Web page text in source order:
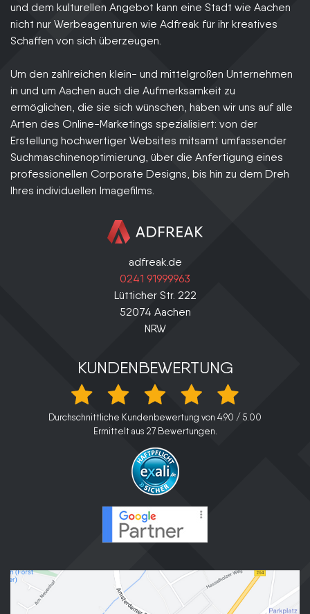
und dem kulturellen Angebot kann eine Stadt wie Aachen
nicht nur Werbeagenturen wie Adfreak für ihr kreatives
Schaffen von sich überzeugen.
Um den zahlreichen klein- und mittelgroßen Unternehmen
in und um Aachen auch die Aufmerksamkeit zu
ermöglichen, die sie sich wünschen, haben wir uns auf alle
Arten des Online-Marketings spezialisiert: von der
Erstellung hochwertiger Websites mitsamt umfassender
Suchmaschinenoptimierung, über die Anfertigung eines
professionellen Corporate Designs, bis hin zu dem Dreh
Ihres individuellen Imagefilms.
adfreak.de
0241 91999963
Lütticher Str. 222
52074 Aachen
NRW
KUNDENBEWERTUNG
Durchschnittliche Kundenbewertung von 4.90 / 5.00
Ermittelt aus 27Bewertungen.